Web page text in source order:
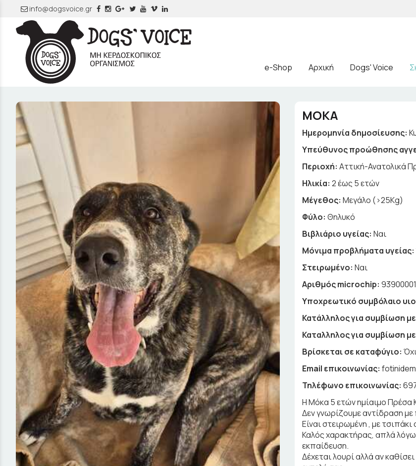
info@dogsvoice.gr
e-Shop Αρχική Dogs' Voice
ΜΟΚΑ
Ημερομηνία δημοσίευσης:
Yπεύθυνος προώθησης
Περιοχή:Αττική-Ανατολικά
Ηλικία:2 έως 5 ετών
Μέγεθος:Μεγάλο (>25Kg)
Φύλο:Θηλυκό
Βιβλιάριο υγείας: Ναι
Μόνιμα προβλήματα υγείας:
Στειρωμένο: Ναι
Αριθμός microchip:
Υποχρεωτικό συμβόλαιο
Κατάλληλος για συμβίωση
Καταλληλος για συμβίωση
Βρίσκεται σε καταφύγιο:
Email επικοινωνίας:
Τηλέφωνο επικοινωνίας:
Η Μόκα 5 ετών ημίαιμο Πρέσα
Δεν γνωρίζουμε αντίδραση
Είναι στειρωμένη , με
Καλός χαρακτήρας, απλά λόγω
εκπαίδευση.
Δέχεται λουρί αλλά αν